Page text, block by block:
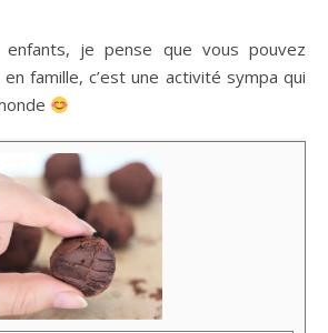
je pense que vous pouvez
famille, c’est une activité sympa qui